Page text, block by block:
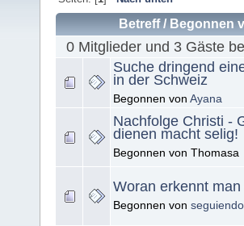
Betreff/ Begonnen
0 Mitglieder und 3 Gäste
Suche dringend
in der Schweiz
Begonnen von Ayana
Nachfolge Christi -
dienen macht selig!
Begonnen von Thomasa
Woran erkennt
Begonnen von seguiendo